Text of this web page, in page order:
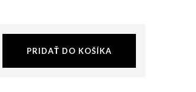
PRIDAŤ DO KOŠÍKA